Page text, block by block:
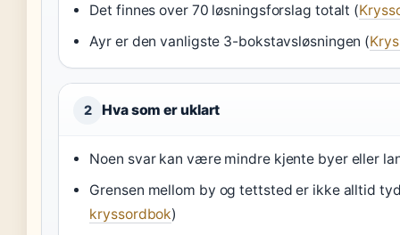
Det finnes over 70 løsningsforslag totalt (
Ayr er den vanligste 3-bokstavsløsningen (
2 Hva som er uklart
Noen svar kan være mindre kjente byer eller
Grensen mellom by og tettsted er ikke alltid
kryssordbok)